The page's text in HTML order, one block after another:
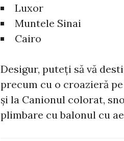
Luxor
Muntele Sinai
Cairo
Desigur, puteți să vă
precum cu o croazieră
și la Canionul colorat,
plimbare cu balonul cu